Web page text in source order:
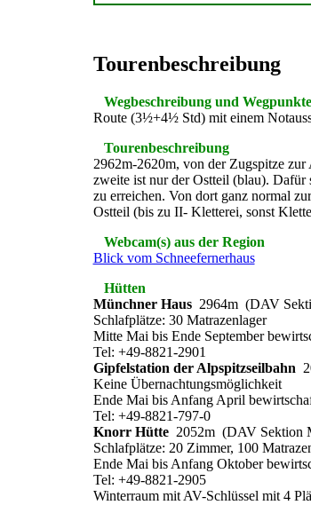
Tourenbeschreibung
Wegbeschreibung und Wegpunkte
Route (3½+4½ Std) mit einem
Tourenbeschreibung
2962m-2620m, von der Zugspitze
zweite ist nur der Ostteil (blau). Dafür
zu erreichen. Von dort ganz normal
Ostteil (bis zu II- Kletterei, sonst
Webcam(s) aus der Region
Blick vom Schneefernerhaus
Hütten
Münchner Haus2964m (DAV
Schlafplätze: 30 Matrazenlager
Mitte Mai bis Ende September
Tel: +49-8821-2901
Gipfelstation der Alpspitzseilbahn
Keine Übernachtungsmöglichkeit
Ende Mai bis Anfang April
Tel: +49-8821-797-0
Knorr Hütte2052m (DAV Sektion
Schlafplätze: 20 Zimmer, 100
Ende Mai bis Anfang Oktober
Tel: +49-8821-2905
Winterraum mit AV-Schlüssel mit 4